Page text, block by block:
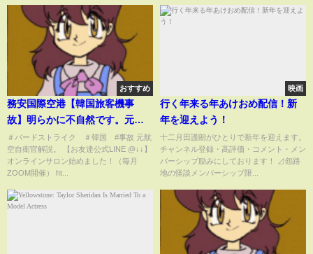
おすすめ
務安国際空港【韓国旅客機事
故】明らかに不自然です。元航
空自衛官解説【生LIVE】
＃バードストライク ＃韓国 #事故 元航
空自衛官解説。 【お友達公式LINE @↓↓】
オンラインサロン始めました！（毎月
ZOOM開催） ht...
映画
行く年来る年あけおめ配信！新
年を迎えよう！
十二月田護朗がひとりで新年を迎えます。
チャンネル登録・高評価・コメント・メン
バーシップ励みにしております！ ⊿怨路
地の怪談メンバーシップ限...